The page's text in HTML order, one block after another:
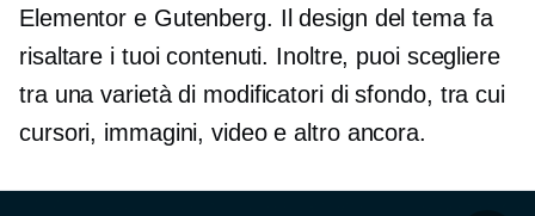
Elementor e Gutenberg. Il design del tema fa
risaltare i tuoi contenuti. Inoltre, puoi scegliere
tra una varietà di modificatori di sfondo, tra cui
cursori, immagini, video e altro ancora.